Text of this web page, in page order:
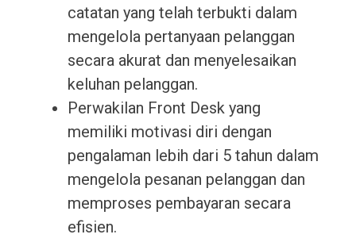
catatan yang telah terbukti dalam
mengelola pertanyaan pelanggan
secara akurat dan menyelesaikan
keluhan pelanggan.
Perwakilan Front Desk yang
memiliki motivasi diri dengan
pengalaman lebih dari 5 tahun dalam
mengelola pesanan pelanggan dan
memproses pembayaran secara
efisien.